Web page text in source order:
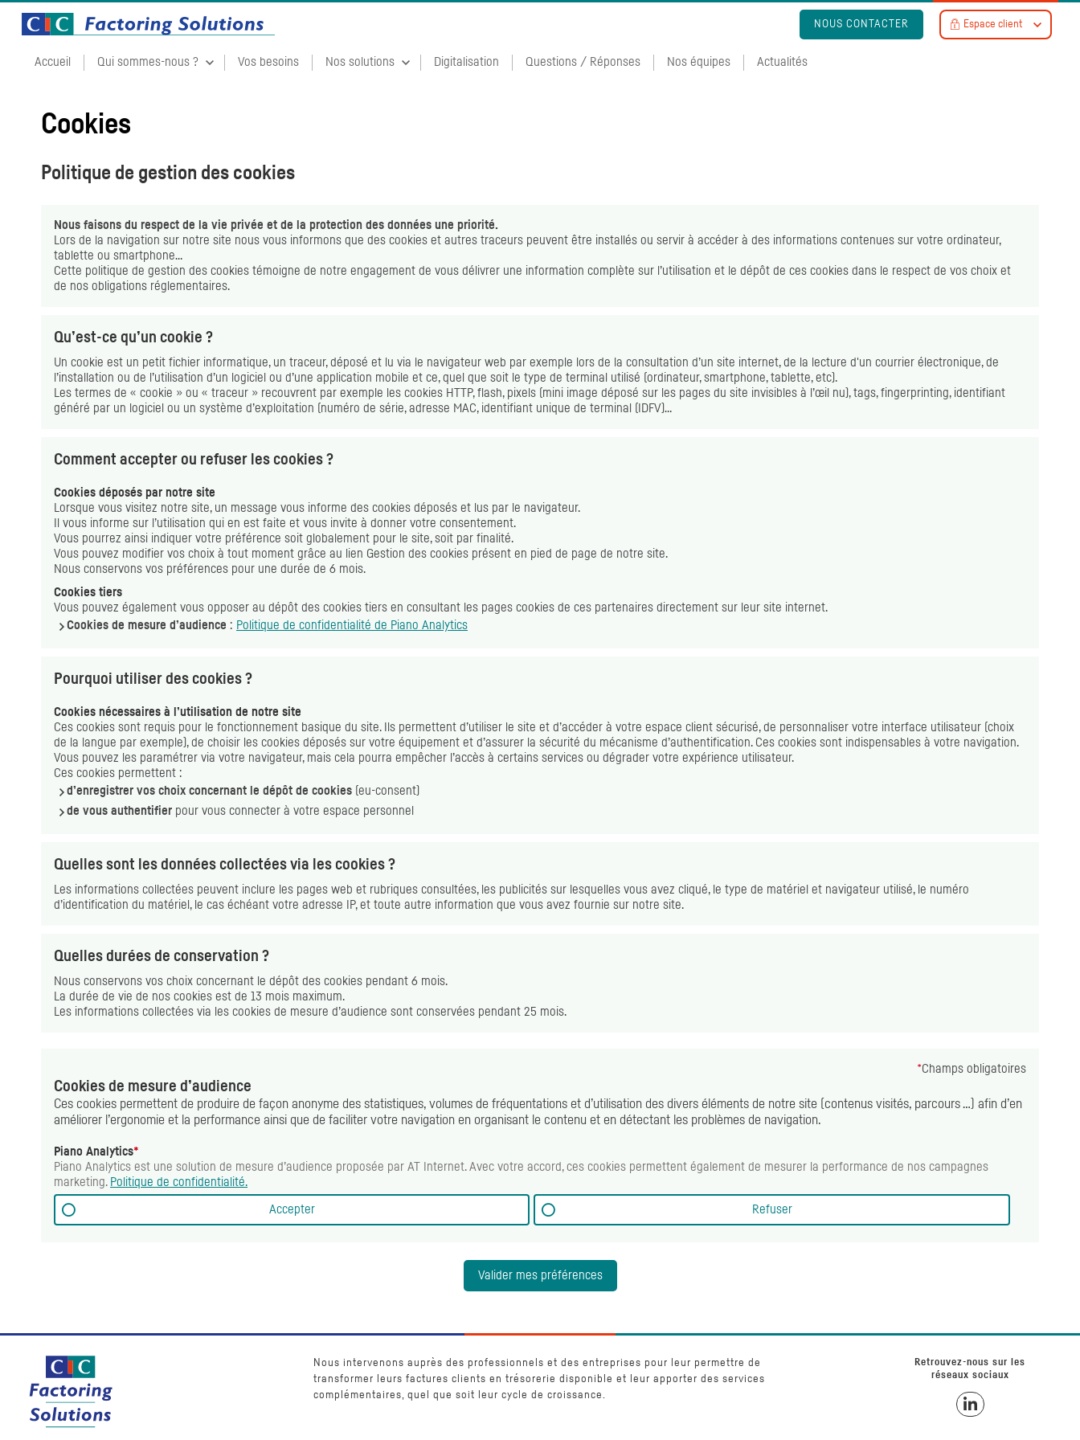
NOUS CONTACTER Espace client
Accueil Qui sommes-nous ? Vos besoins Nos solutions Digitalisation Questions / Réponses Nos équipes Actualités
Cookies
Politique de gestion des cookies
Nous faisons du respect de la vie privée et de la protection des données une priorité.
Lors de la navigation sur notre site nous vous informons que des cookies et autres traceurs peuvent être installés ou servir à accéder à des informations contenues sur votre ordinateur,
tablette ou smartphone…
Cette politique de gestion des cookies témoigne de notre engagement de vous délivrer une information complète sur l’utilisation et le dépôt de ces cookies dans le respect de vos choix et
de nos obligations réglementaires.
Qu’est-ce qu’un cookie ?
Un cookie est un petit fichier informatique, un traceur, déposé et lu via le navigateur web par exemple lors de la consultation d’un site internet, de la lecture d'un courrier électronique, de
l’installation ou de l’utilisation d’un logiciel ou d’une application mobile et ce, quel que soit le type de terminal utilisé (ordinateur,smartphone, tablette, etc).
Les termes de « cookie » ou « traceur » recouvrent par exemple les cookies HTTP,flash, pixels (mini image déposé sur les pages du site invisibles à l’œil nu),tags,fingerprinting, identifiant
généré par un logiciel ou un système d’exploitation (numéro de série, adresse MAC, identifiant unique de terminal ( IDFV)…
Comment accepter ou refuser les cookies ?
Cookies déposés par notre site
Lorsque vous visitez notre site, un message vous informe des cookies déposés et lus par le navigateur.
Il vous informe sur l’utilisation qui en est faite et vous invite à donner votre consentement.
Vous pourrez ainsi indiquer votre préférence soit globalement pour le site, soit par finalité.
Vous pouvez modifier vos choix à tout moment grâce au lien Gestion des cookies présent en pied de page de notre site.
Nous conservons vos préférences pour une durée de 6 mois.
Cookies tiers
Vous pouvez également vous opposer au dépôt des cookies tiers en consultant les pages cookies de ces partenaires directement sur leur site internet.
Cookies de mesure d’audience : Politique de confidentialité de Piano Analytics
Pourquoi utiliser des cookies ?
Cookies nécessaires à l’utilisation de notre site
Ces cookies sont requis pour le fonctionnement basique du site. Ils permettent d’utiliser le site et d’accéder à votre espace client sécurisé, de personnaliser votre interface utilisateur (choix
de la langue par exemple), de choisir les cookies déposés sur votre équipement et d’assurer la sécurité du mécanisme d’authentification. Ces cookies sont indispensables à votre navigation.
Vous pouvez les paramétrer via votre navigateur, mais cela pourra empêcher l’accès à certains services ou dégrader votre expérience utilisateur.
Ces cookies permettent :
d’enregistrer vos choix concernant le dépôt de cookies (eu-consent)
de vous authentifier pour vous connecter à votre espace personnel
Quelles sont les données collectées via les cookies ?
Les informations collectées peuvent inclure les pages web et rubriques consultées, les publicités sur lesquelles vous avez cliqué, le type de matériel et navigateur utilisé, le numéro
d’identification du matériel, le cas échéant votre adresse
IP, et toute autre information que vous avez fournie sur notre site.
Quelles durées de conservation ?
Nous conservons vos choix concernant le dépôt des cookies pendant 6 mois.
La durée de vie de nos cookies est de 13 mois maximum.
Les informations collectées via les cookies de mesure d’audience sont conservées pendant 25 mois.
*Champs obligatoires
Cookies de mesure d’audience
Ces cookies permettent de produire de façon anonyme des statistiques, volumes de fréquentations et d’utilisation des divers éléments de notre site (contenus visités, parcours …) afin d’en
améliorer l’ergonomie et la performance ainsi que de faciliter votre navigation en organisant le contenu et en détectant les problèmes de navigation.
Piano Analytics*
Piano Analytics est une solution de mesure d’audience proposée par AT Internet. Avec votre accord, ces cookies permettent également de mesurer la performance de nos campagnes
marketing. Politique de confidentialité.
Accepter Refuser
Valider mes préférences
Nous intervenons auprès des professionnels et des entreprises pour leur permettre de
transformer leurs factures clients en trésorerie disponible et leur apporter des services
complémentaires, quel que soit leur cycle de croissance.
Retrouvez-nous sur les
réseaux sociaux
Retrouvez-nous sur